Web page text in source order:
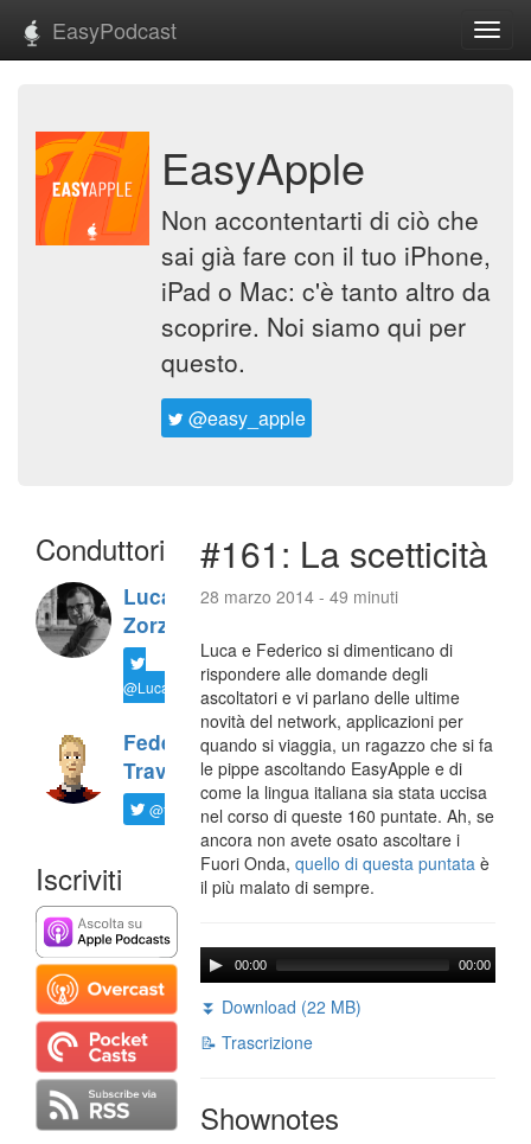
EasyPodcast
EasyApple
Non accontentarti di ciò che
sai già fare con il tuo iPhone,
iPad o Mac: c'è tanto altro da
scoprire. Noi siamo qui per
questo.
@easy_apple
Conduttori
Luca
Zorzi
@LucaTNT
Federico
Travaini
@ftrava
Iscriviti
#161: La scetticità
28 marzo 2014 - 49 minuti
Luca e Federico si dimenticano di
rispondere alle domande degli
ascoltatori e vi parlano delle ultime
novità del network, applicazioni per
quando si viaggia, un ragazzo che si fa
le pippe ascoltando EasyApple e di
come la lingua italiana sia stata uccisa
nel corso di queste 160 puntate. Ah, se
ancora non avete osato ascoltare i
Fuori Onda,quello di questa puntata è
il più malato di sempre.
00:00 00:00
⏬ Download (22 MB)
📝 Trascrizione
Shownotes